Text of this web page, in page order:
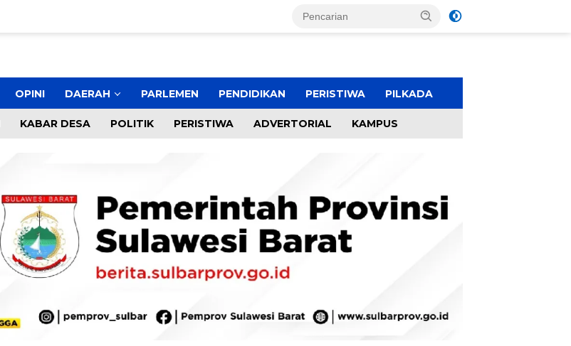
OPINI DAERAH PARLEMEN PENDIDIKAN PERISTIWA PILKADA
KABAR DESA POLITIK PERISTIWA ADVERTORIAL KAMPUS